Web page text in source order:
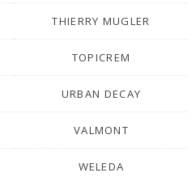
THIERRY MUGLER
TOPICREM
URBAN DECAY
VALMONT
WELEDA